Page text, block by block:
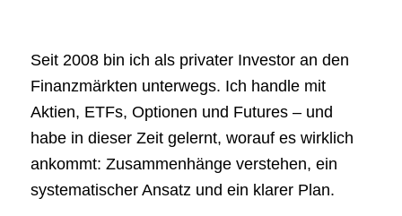
Seit 2008 bin ich als privater Investor an den
Finanzmärkten unterwegs. Ich handle mit
Aktien, ETFs, Optionen und Futures – und
habe in dieser Zeit gelernt, worauf es wirklich
ankommt: Zusammenhänge verstehen, ein
systematischer Ansatz und ein klarer Plan.